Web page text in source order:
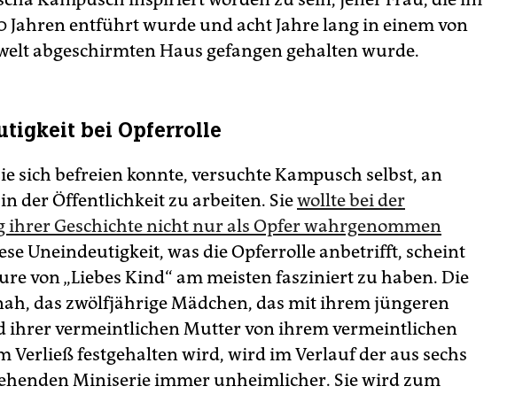
Jahren entführt wurde und acht Jahre lang in einem von
abgeschirmten Haus gefangen gehalten wurde.
bei Opferrolle
sich befreien konnte, versuchte Kampusch selbst, an
der Öffentlichkeit zu arbeiten. Siewollte bei der
Geschichte nicht nur als Opfer wahrgenommen
Uneindeutigkeit, was die Opferrolle anbetrifft, scheint
von „Liebes Kind“ am meisten fasziniert zu haben. Die
das zwölfjährige Mädchen, das mit ihrem jüngeren
ihrer vermeintlichen Mutter von ihrem vermeintlichen
Verließ festgehalten wird, wird im Verlauf der aus sechs
Miniserie immer unheimlicher. Sie wird zum